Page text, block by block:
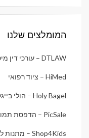
המומלצים שלנו
DTLAW – עורכי דין מיסים
HiMed – ציוד רפואי
Holy Bagel – הולי בייגל
PicSale – הדפסת תמונות
Shop4Kids – מתנות לסוף שנה